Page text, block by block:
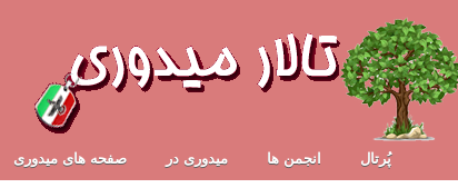
پُرتال انجمن ها ميدوری در صفحه های میدوری